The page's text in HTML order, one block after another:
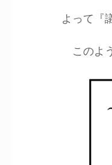
よって『
このよ